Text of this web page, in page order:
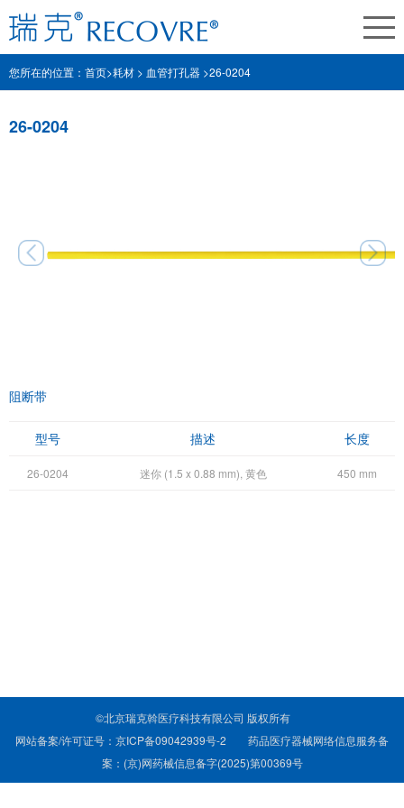
您所在的位置： 首页>耗材 > 血管打孔器 >26-0204
26-0204
阻断带
型号 描述 长度
26-0204 迷你 (1.5 x 0.88 mm), 黄色 450 mm
©北京瑞克斡医疗科技有限公司 版权所有
网站备案/许可证号：京ICP备09042939号-2 药品医疗器械网络信息服务备
案：(京)网药械信息备字(2025)第00369号